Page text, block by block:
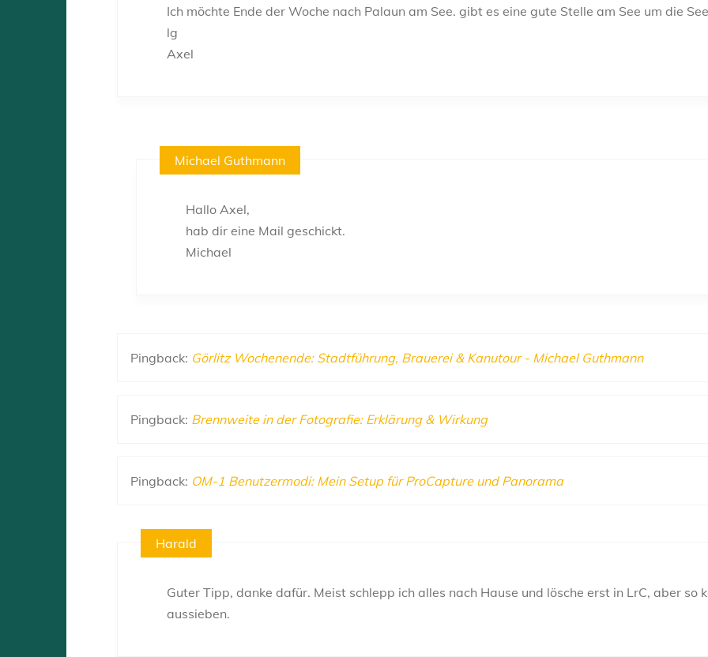
Ich möchte Ende der Woche nach Palaun am See. gibt es eine gute Stelle am See um die
lg
Axel
Michael Guthmann
Hallo Axel,
hab dir eine Mail geschickt.
Michael
Pingback: Görlitz Wochenende: Stadtführung, Brauerei & Kanutour - Michael Guthmann
Pingback: Brennweite in der Fotografie: Erklärung & Wirkung
Pingback: OM-1 Benutzermodi: Mein Setup für ProCapture und Panorama
Harald
Guter Tipp, danke dafür. Meist schlepp ich alles nach Hause und lösche erst in LrC, aber so
aussieben.